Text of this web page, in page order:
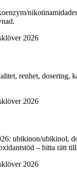
renhet,
ubikinon/ubikinol,
– hitta rätt